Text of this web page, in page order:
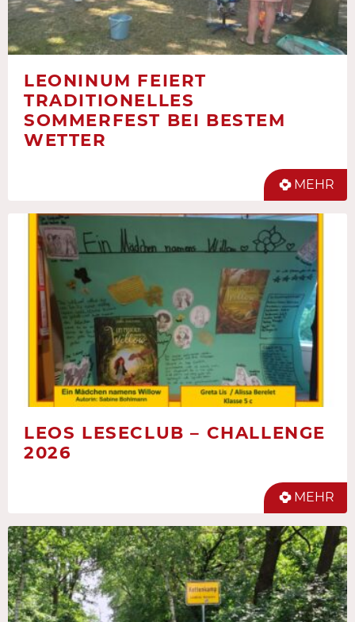
LEONINUM FEIERT
TRADITIONELLES
SOMMERFEST BEI BESTEM
WETTER
MEHR
LEOS LESECLUB – CHALLENGE
2026
MEHR